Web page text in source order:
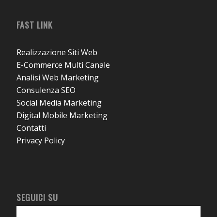
FAST LINK
Realizzazione Siti Web
E-Commerce Multi Canale
Analisi Web Marketing
Consulenza SEO
Social Media Marketing
Digital Mobile Marketing
Contatti
Privacy Policy
SEGUICI SU